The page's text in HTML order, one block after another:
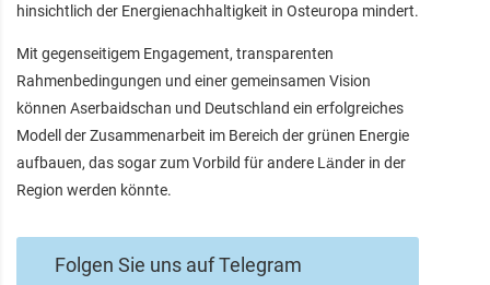
hinsichtlich der Energienachhaltigkeit in Osteuropa mindert.
Mit gegenseitigem Engagement, transparenten
Rahmenbedingungen und einer gemeinsamen Vision
können Aserbaidschan und Deutschland ein erfolgreiches
Modell der Zusammenarbeit im Bereich der grünen Energie
aufbauen, das sogar zum Vorbild für andere Länder in der
Region werden könnte.
Folgen Sie uns auf Telegram